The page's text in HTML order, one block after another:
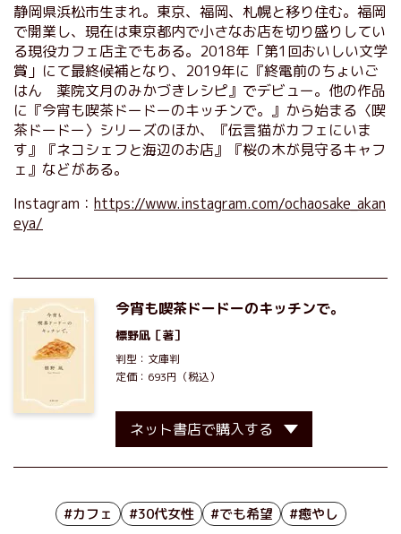
静岡県浜松市生まれ。東京、福岡、札幌と移り住む。福岡
で開業し、現在は東京都内で小さなお店を切り盛りしてい
る現役カフェ店主でもある。2018年「第1回おいしい文学
賞」にて最終候補となり、2019年に『終電前のちょいご
はん 薬院文月のみかづきレシピ』でデビュー。他の作品
に『今宵も喫茶ドードーのキッチンで。』から始まる〈喫
茶ドードー〉シリーズのほか、『伝言猫がカフェにいま
す』『ネコシェフと海辺のお店』『桜の木が見守るキャフ
ェ』などがある。
Instagram： https://www.instagram.com/ochaosake_akan
eya/
今宵も喫茶ドードーのキッチンで。
標野凪 ［著］
判型：文庫判
定価：693円（税込）
ネット書店で購入する
#カフェ #30代女性 #でも希望 #癒やし